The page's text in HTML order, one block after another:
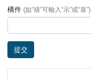
構件 (如“禧”可輸入“示”或“喜”)
提交